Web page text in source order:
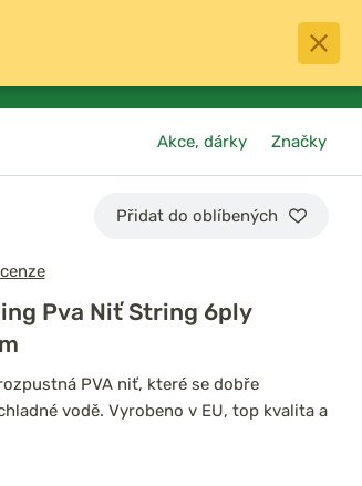
0
košík
Akce, dárky Značky
Přidat do oblíbených
Pva Niť String 6ply
PVA niť, které se dobře
vodě. Vyrobeno v EU, top kvalita a